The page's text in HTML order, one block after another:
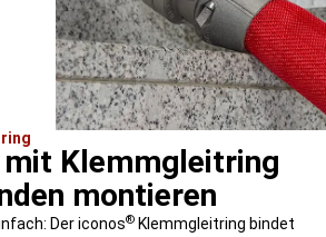
mit Klemmgleitring​
montieren
Der iconos® Klemmgleitring​ bindet